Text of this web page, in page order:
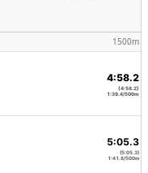
1500m
4:58.2
(4:58.2)
1:39.4/500m
5:05.3
(5:05.3)
1:41.8/500m